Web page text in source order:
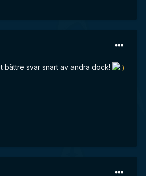
bättre svar snart av andra dock!